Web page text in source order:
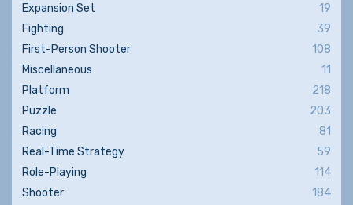
Expansion Set
19
Fighting
39
First-Person Shooter
108
Miscellaneous
11
Platform
218
Puzzle
203
Racing
81
Real-Time Strategy
59
Role-Playing
114
Shooter
184